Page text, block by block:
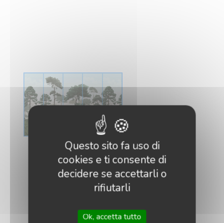
Questo sito fa uso di
cookies e ti consente di
decidere se accettarli o
rifiutarli
Ok, accetta tutto